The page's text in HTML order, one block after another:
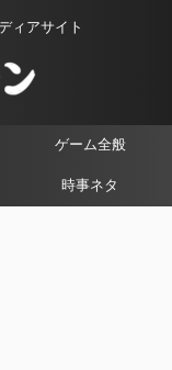
ィアサイト
ゲーム全般
時事ネタ